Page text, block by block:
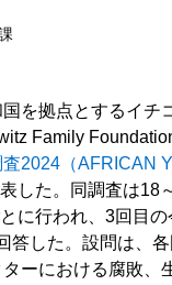
を拠点とするイチ
Family
2024（AFRICAN
表した。同調査は18
に行われ、3回目
答した。設問は、
ーにおける腐敗、